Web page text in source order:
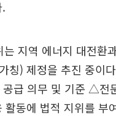
지역 에너지 대전환
칭) 제정을 추진 중
급 의무 및 기준 △전
동에 법적 지위를 부